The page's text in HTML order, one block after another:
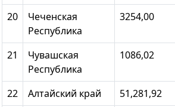
20
Чеченская
Республика
3254,00
21
Чувашская
Республика
1086,02
22 Алтайский край 51,281,92